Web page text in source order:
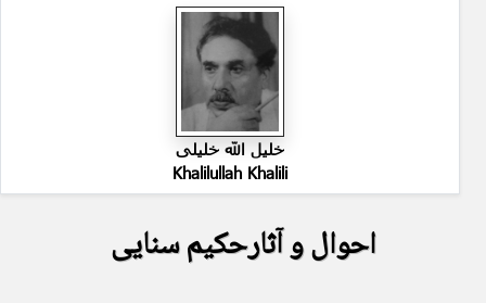
خلیل الله خلیلی
Khalilullah Khalili
احوال و آثارحکیم سنایی